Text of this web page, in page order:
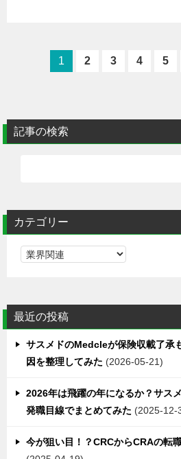
1 2 3 4 5
記事の検索
カテゴリー
カ
リ
ー
最近の投稿
サスメドのMedcleが保険収載了承
因を整理してみた
2026-05-21
2026年は飛躍の年になるか？サス
発職目線でまとめてみた
2025-12-
今が狙い目！？CRCからCRAの転